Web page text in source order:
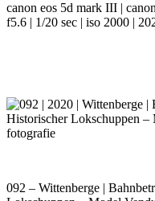
canon eos 5d mark III |
f5.6 | 1/20 sec | iso 2000 |
092 – Wittenberge |